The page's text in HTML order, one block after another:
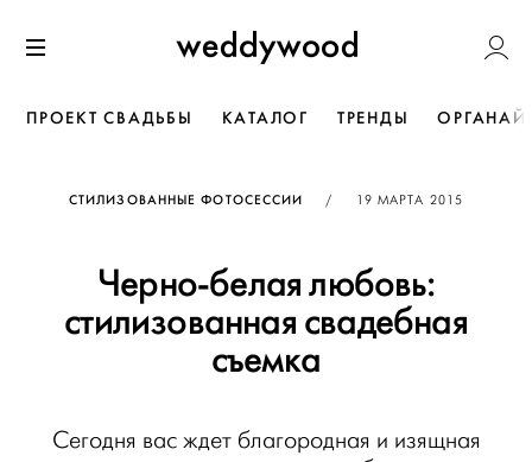
к содержанию
Weddywood
ПРОЕКТ СВАДЬБЫ КАТАЛОГ ТРЕНДЫ
СТИЛИЗОВАННЫЕ ФОТОСЕССИИ / ОПУБЛИКОВАНО
19 МАРТА 2015
Черно-белая любовь:
стилизованная свадебная
съемка
Сегодня вас ждет благородная и изящная